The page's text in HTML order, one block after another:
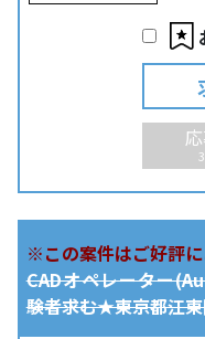
※この案件はご好評に
CADオペレーター
験者求む★東京都江